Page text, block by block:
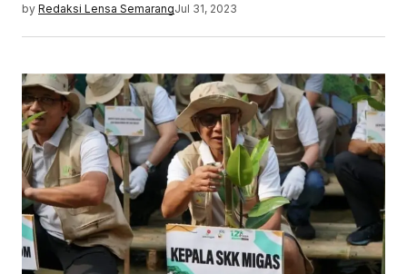
by Redaksi Lensa SemarangJul 31, 2023